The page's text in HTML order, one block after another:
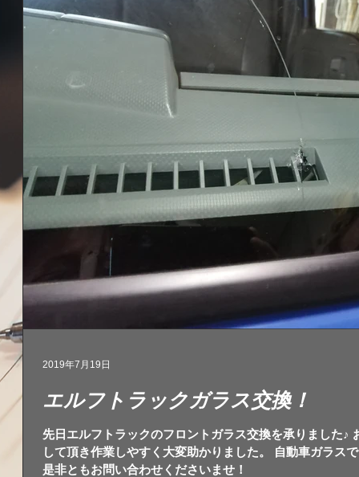
エルフトラックガラス交換！
先日エルフトラックのフロントガラス交換を承りました♪
して頂き作業しやすく大変助かりました。 自動車ガラス
是非ともお問い合わせくださいませ！
2019年7月19日